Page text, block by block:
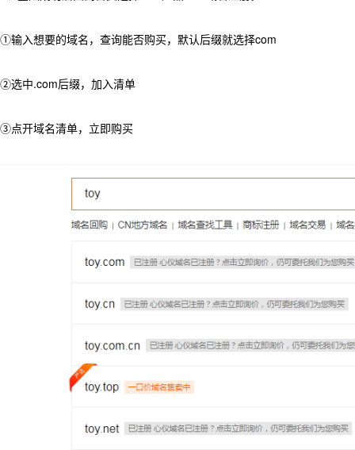
①输入想要的域名，查询能否购买，默认后缀就选择com
②选中.com后缀，加入清单
③点开域名清单，立即购买